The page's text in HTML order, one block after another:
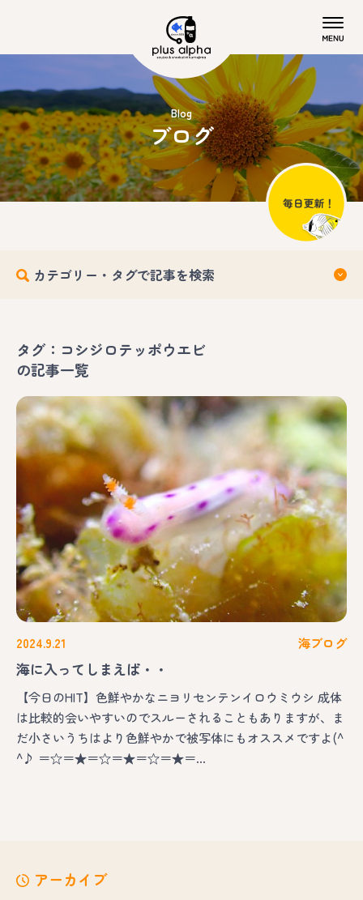
Blog
ブログ
カテゴリー・タグで記事を検索
タグ：コシジロテッポウエビ
の記事一覧
2024.9.21 海ブログ
海に入ってしまえば・・
【今日のHIT】色鮮やかなニヨリセンテンイロウミウシ 成体
は比較的会いやすいのでスルーされることもありますが、ま
だ小さいうちはより色鮮やかで被写体にもオススメですよ(^
^♪ ＝☆＝★＝☆＝★＝☆＝★＝…
アーカイブ